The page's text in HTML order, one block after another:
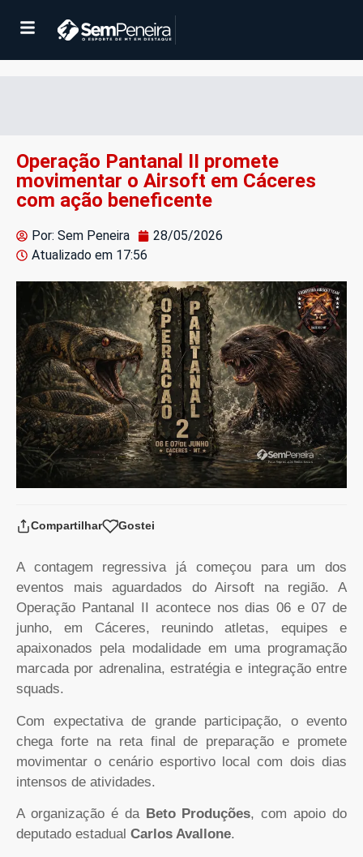
Operação Pantanal II promete
movimentar o Airsoft em Cáceres
com ação beneficente
Por: Sem Peneira
28/05/2026
Atualizado em 17:56
Compartilhar Gostei
A contagem regressiva já começou para um dos
eventos mais aguardados do Airsoft na região. A
Operação Pantanal II acontece nos dias 06 e 07 de
junho, em Cáceres, reunindo atletas, equipes e
apaixonados pela modalidade em uma programação
marcada por adrenalina, estratégia e integração entre
squads.
Com expectativa de grande participação, o evento
chega forte na reta final de preparação e promete
movimentar o cenário esportivo local com dois dias
intensos de atividades.
A organização é da Beto Produções, com apoio do
deputado estadual Carlos Avallone.